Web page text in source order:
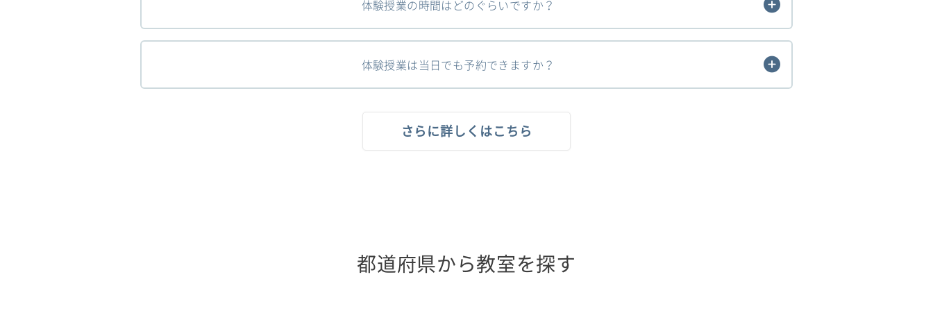
体験授業の時間はどのぐらいですか？
体験授業は当日でも予約できますか？
さらに詳しくはこちら
都道府県から教室を探す